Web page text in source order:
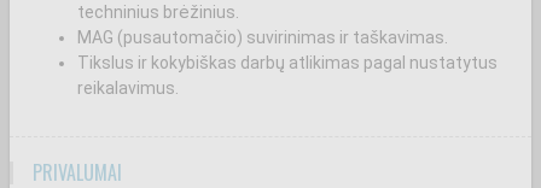
techninius brėžinius.
MAG (pusautomačio) suvirinimas ir taškavimas.
Tikslus ir kokybiškas darbų atlikimas pagal nustatytus
reikalavimus.
PRIVALUMAI